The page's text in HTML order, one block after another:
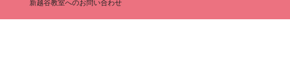
新越谷教室へのお問い合わせ